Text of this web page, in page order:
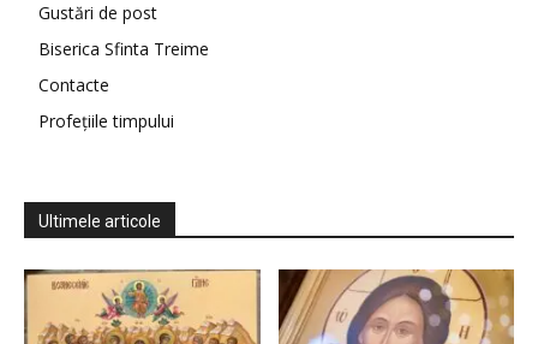
Gustări de post
Biserica Sfinta Treime
Contacte
Profețiile timpului
Ultimele articole